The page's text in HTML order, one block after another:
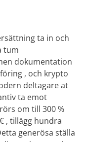
ta in och
tum
dokumentation
, och krypto
deltagare at
ta emot
om till 300 %
, tillägg hundra
generösa ställa